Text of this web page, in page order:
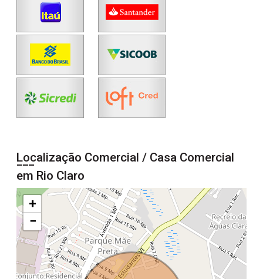
Localização Comercial / Casa Comercial
em Rio Claro
+
−